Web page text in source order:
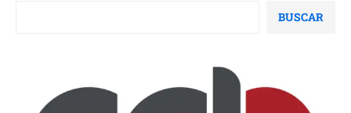
BUSCAR